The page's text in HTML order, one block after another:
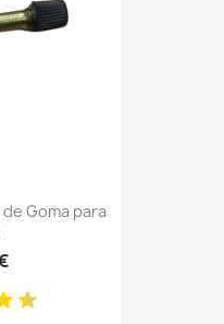
de Goma para